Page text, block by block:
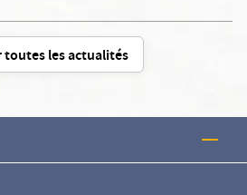
toutes les actualités